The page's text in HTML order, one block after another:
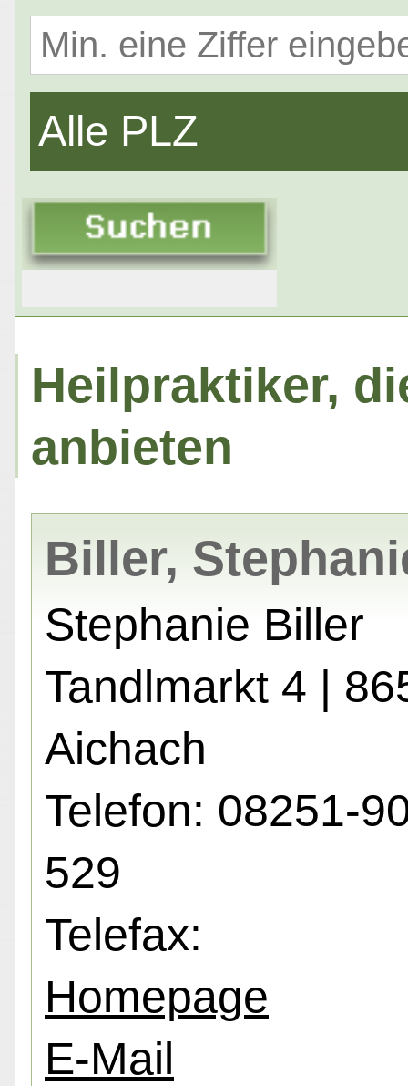
Alle PLZ
Heilpraktiker,
anbieten
Biller,
Stephanie Biller
Tandlmarkt 4 |
Aichach
Telefon: 08251-
529
Telefax:
Homepage
E-Mail